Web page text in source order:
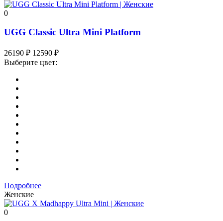
0
UGG Classic Ultra Mini Platform
26190 ₽ 12590 ₽
Выберите цвет:
Подробнее
Женские
0